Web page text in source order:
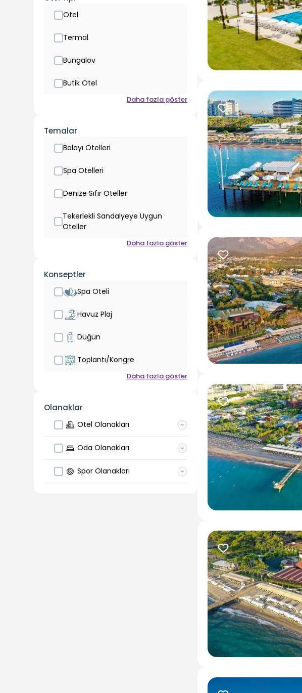
Otel
Termal
Bungalov
Butik Otel
Daha fazla göster
Temalar
Balayı Otelleri
Spa Otelleri
Denize Sıfır Oteller
Tekerlekli Sandalyeye Uygun
Oteller
Daha fazla göster
Konseptler
Spa Oteli
Havuz Plaj
Düğün
Toplantı/Kongre
Daha fazla göster
Olanaklar
Otel Olanakları
Oda Olanakları
Spor Olanakları